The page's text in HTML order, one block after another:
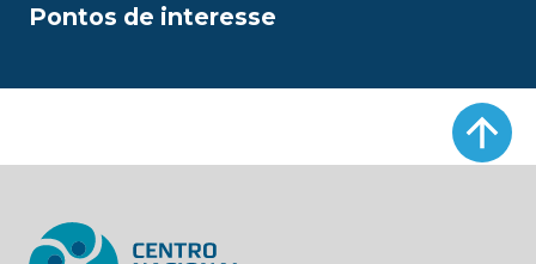
Pontos de interesse